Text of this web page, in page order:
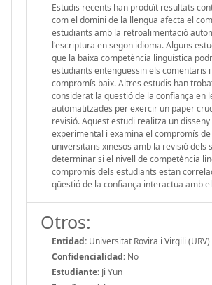
Estudis recents han produït resultats
com el domini de la llengua afecta el
estudiants amb la retroalimentació
l'escriptura en segon idioma. Alguns
que la baixa competència lingüística
estudiants entenguessin els comentaris
compromís baix. Altres estudis han
considerat la qüestió de la confiança en
automatitzades per exercir un paper
revisió. Aquest estudi realitza un
experimental i examina el compromís
universitaris xinesos amb la revisió dels
determinar si el nivell de competència
compromís dels estudiants estan
qüestió de la confiança interactua amb
Otros:
Entidad: Universitat Rovira i Virgili (URV)
Confidencialidad: No
Estudiante: Ji Yun